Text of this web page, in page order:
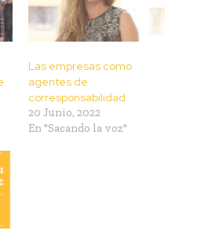
Las empresas como
agentes de
corresponsabilidad
20 Junio, 2022
En "Sacando la voz"